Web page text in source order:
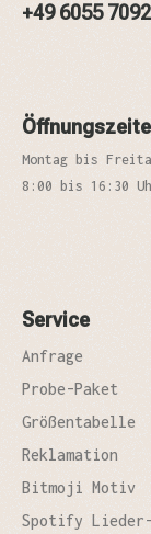
+49 6055
Montag bis
8:00 bis 16:30
Service
Anfrage
Probe-Paket
Größentabelle
Reklamation
Bitmoji Motiv
Spotify Lieder-